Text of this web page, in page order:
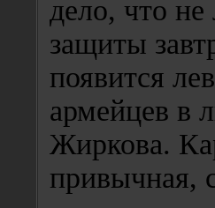
дело, что
защиты
появится
армейцев в
Жиркова.
привычная,